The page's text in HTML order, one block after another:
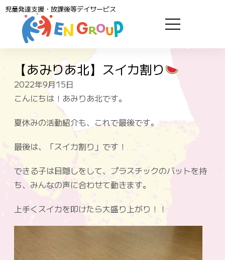
児童発達支援・放課後等デイサービス
【あみりあ北】スイカ割り
2022年9月15日
こんにちは！あみりあ北です。
夏休みの活動紹介も、これで最後です。
最後は、「スイカ割り」です！
できる子は目隠しをして、プラスチックのバットを持
ち、みんなの声に合わせて動きます。
上手くスイカを叩けたら大盛り上がり！！